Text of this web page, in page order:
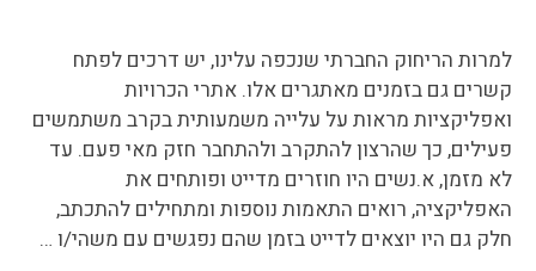
למרות הריחוק החברתי שנכפה עלינו, יש דרכים לפתח
קשרים גם בזמנים מאתגרים אלו. אתרי הכרויות
ואפליקציות מראות על עלייה משמעותית בקרב משתמשים
פעילים, כך שהרצון להתקרב ולהתחבר חזק מאי פעם. עד
לא מזמן, א.נשים היו חוזרים מדייט ופותחים את
האפליקציה, רואים התאמות נוספות ומתחילים להתכתב,
חלק גם היו יוצאים לדייט בזמן שהם נפגשים עם משהי/ו …